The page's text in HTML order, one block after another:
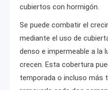
cubiertos con hormigón.
Se puede combatir el
mediante el uso de
denso e impermeable a la
crecen. Esta cobertura
temporada o incluso más